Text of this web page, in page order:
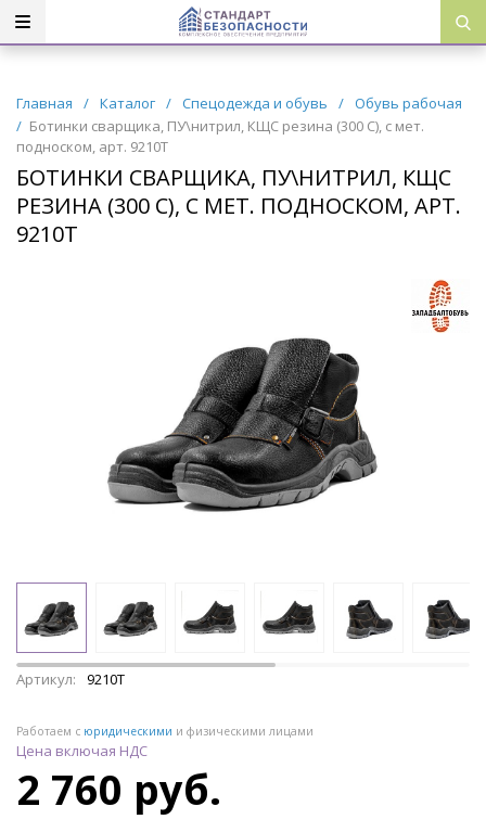
Главная / Каталог / Спецодежда и обувь / Обувь рабочая
/ Ботинки сварщика, ПУ\нитрил, КЩС резина (300 С), с мет.
подноском, арт. 9210Т
БОТИНКИ СВАРЩИКА, ПУ\НИТРИЛ, КЩС
РЕЗИНА (300 С), С МЕТ. ПОДНОСКОМ, АРТ.
9210Т
Артикул: 9210Т
Работаем с юридическими и физическими лицами
Цена включая НДС
2 760 руб.